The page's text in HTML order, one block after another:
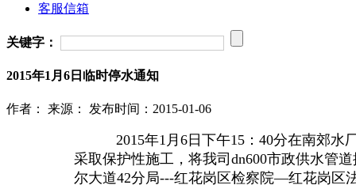
客服信箱
关键字：
2015年1月6日临时停水通知
作者： 来源： 发布时间：2015-01-06
2015年1月6日下午15：40分在南郊
采取保护性施工，将我司dn600市政供水管
尔大道42分局---红花岗区检察院—红花岗区